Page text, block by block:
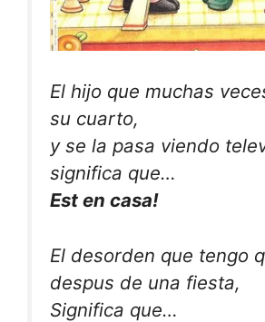
El hijo que muchas
su cuarto,
y se la pasa viendo
significa que…
Est en casa!
El desorden que tengo
despus de una fiesta,
Significa que…